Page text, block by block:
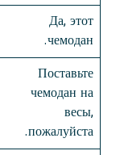
Да, этот
чемодан.
Поставьте
чемодан на
весы,
пожалуйста.